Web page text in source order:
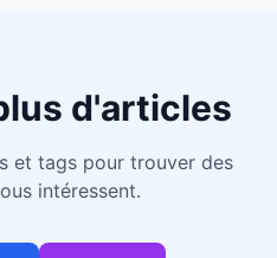
d'articles
et tags pour trouver des
intéressent.